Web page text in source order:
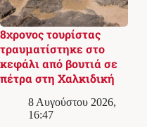
8χρονος τουρίστας
τραυματίστηκε στο
κεφάλι από βουτιά σε
πέτρα στη Χαλκιδική
8 Αυγούστου 2026,
16:47